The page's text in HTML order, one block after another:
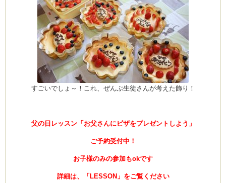
すごいでしょ～！これ、ぜんぶ生徒さんが考えた飾り！
父の日レッスン「お父さんにピザをプレゼントしよう」
ご予約受付中！
お子様のみの参加もokです
詳細は、「LESSON」をご覧ください